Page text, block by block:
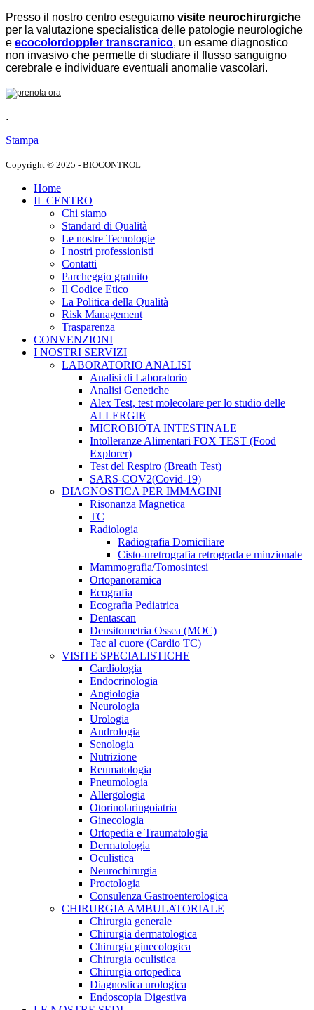
Presso il nostro centro eseguiamo visite neurochirurgiche
per la valutazione specialistica delle patologie neurologiche
e ecocolordoppler transcranico, un esame diagnostico
non invasivo che permette di studiare il flusso sanguigno
cerebrale e individuare eventuali anomalie vascolari.
.
Stampa
Copyright © 2025 - BIOCONTROL
Home
IL CENTRO
Chi siamo
Standard di Qualità
Le nostre Tecnologie
I nostri professionisti
Contatti
Parcheggio gratuito
Il Codice Etico
La Politica della Qualità
Risk Management
Trasparenza
CONVENZIONI
I NOSTRI SERVIZI
LABORATORIO ANALISI
Analisi di Laboratorio
Analisi Genetiche
Alex Test, test molecolare per lo studio delle
ALLERGIE
MICROBIOTA INTESTINALE
Intolleranze Alimentari FOX TEST (Food
Explorer)
Test del Respiro (Breath Test)
SARS-COV2(Covid-19)
DIAGNOSTICA PER IMMAGINI
Risonanza Magnetica
TC
Radiologia
Radiografia Domiciliare
Cisto-uretrografia retrograda e minzionale
Mammografia/Tomosintesi
Ortopanoramica
Ecografia
Ecografia Pediatrica
Dentascan
Densitometria Ossea (MOC)
Tac al cuore (Cardio TC)
VISITE SPECIALISTICHE
Cardiologia
Endocrinologia
Angiologia
Neurologia
Urologia
Andrologia
Senologia
Nutrizione
Reumatologia
Pneumologia
Allergologia
Otorinolaringoiatria
Ginecologia
Ortopedia e Traumatologia
Dermatologia
Oculistica
Neurochirurgia
Proctologia
Consulenza Gastroenterologica
CHIRURGIA AMBULATORIALE
Chirurgia generale
Chirurgia dermatologica
Chirurgia ginecologica
Chirurgia oculistica
Chirurgia ortopedica
Diagnostica urologica
Endoscopia Digestiva